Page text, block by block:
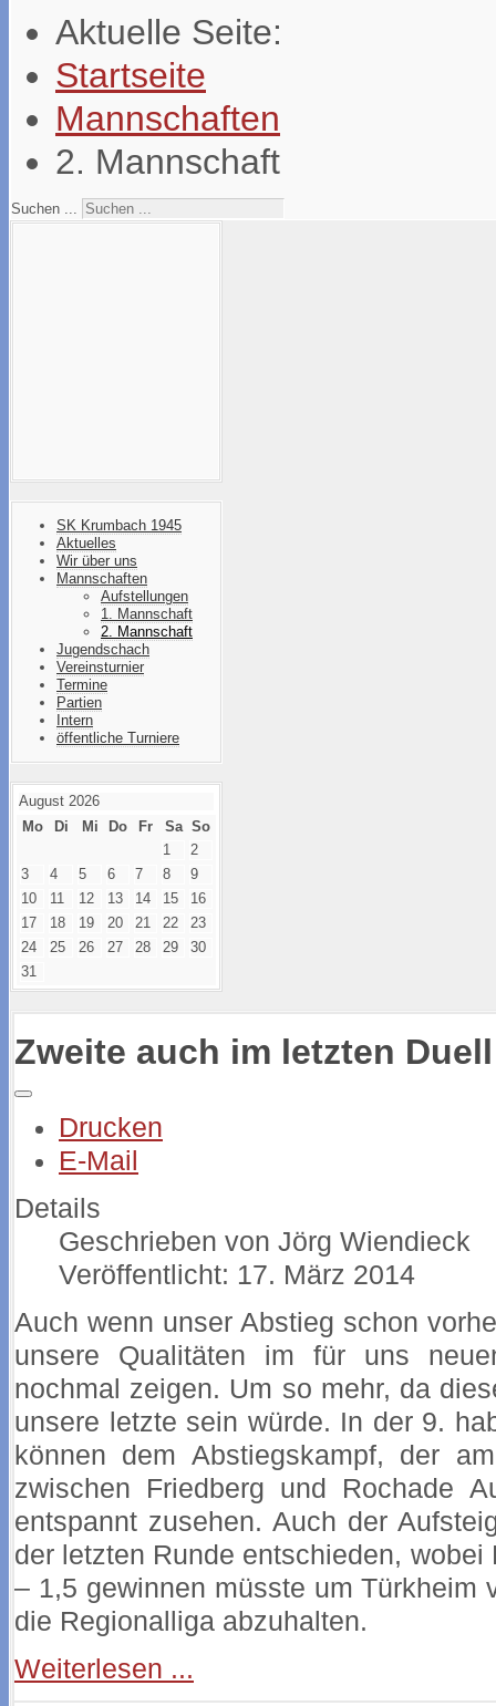
Aktuelle Seite:
Startseite
Mannschaften
2. Mannschaft
Suchen ...
SK Krumbach 1945
Aktuelles
Wir über uns
Mannschaften
Aufstellungen
1. Mannschaft
2. Mannschaft
Jugendschach
Vereinsturnier
Termine
Partien
Intern
öffentliche Turniere
August 2026
Mo
Di Mi Do Fr Sa So
1
2
3
4 5 6 7 8
9
10
11 12 13 14 15
16
17
18 19 20 21 22
23
24
25 26 27 28 29
30
31
Zweite auch im letzten
Drucken
E-Mail
Details
Geschrieben von Jörg Wiendieck
Veröffentlicht: 17. März 2014
Auch wenn unser Abstieg schon
unsere Qualitäten im für uns
nochmal zeigen. Um so mehr, da
unsere letzte sein würde. In der 9.
können dem Abstiegskampf, der
zwischen Friedberg und Rochade
entspannt zusehen. Auch der
der letzten Runde entschieden,
– 1,5 gewinnen müsste um Türkheim
die Regionalliga abzuhalten.
Weiterlesen ...